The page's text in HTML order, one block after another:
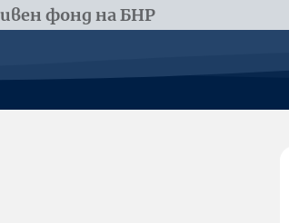
фонд на БНР